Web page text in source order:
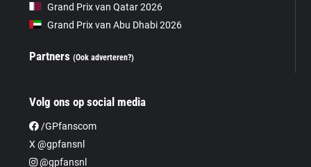
Grand Prix van Qatar 2026
Grand Prix van Abu Dhabi 2026
Partners(Ook adverteren?)
Volg ons op social media
/GPfanscom
X @gpfansnl
@gpfansnl